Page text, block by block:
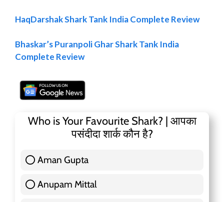
HaqDarshak Shark Tank India Complete Review
Bhaskar’s Puranpoli Ghar Shark Tank India
Complete Review
Who is Your Favourite Shark? | आपका
पसंदीदा शार्क कौन है?
Aman Gupta
Anupam Mittal